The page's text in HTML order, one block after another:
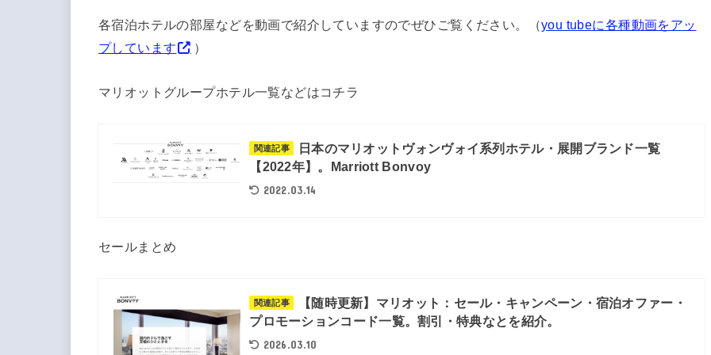
各宿泊ホテルの部屋などを動画で紹介していますのでぜひご覧ください。（you tubeに各種動画をアッ
プしています
）
マリオットグループホテル一覧などはコチラ
関連記事
日本のマリオットヴォンヴォイ系列ホテル・展開ブランド一覧
【2022年】。Marriott Bonvoy
2022.03.14
セールまとめ
関連記事
【随時更新】マリオット：セール・キャンペーン・宿泊オファー・
プロモーションコード一覧。割引・特典なとを紹介。
2026.03.10